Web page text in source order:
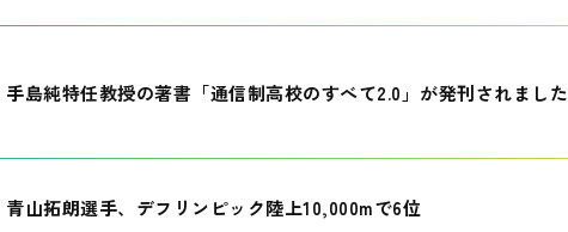
手島純特任教授の著書「通信制高校のすべて2.0」が発刊されました
青山拓朗選手、デフリンピック陸上10,000mで6位